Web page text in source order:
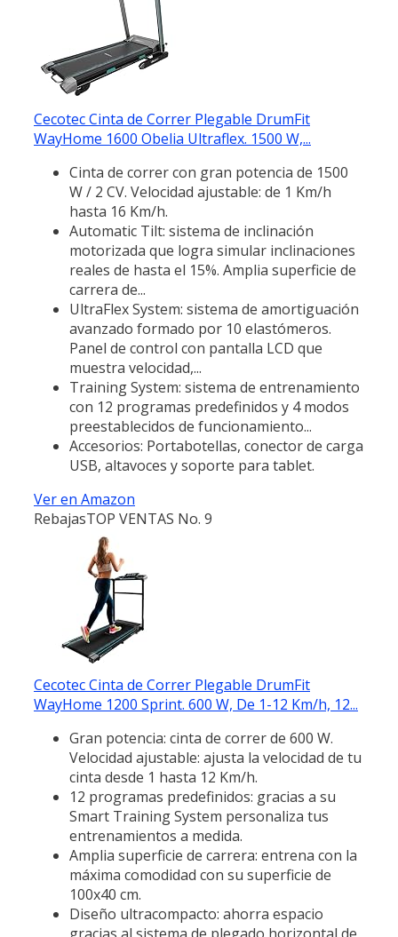
Cecotec Cinta de Correr Plegable DrumFit
WayHome 1600 Obelia Ultraflex. 1500 W,...
Cinta de correr con gran potencia de 1500
W / 2 CV. Velocidad ajustable: de 1 Km/h
hasta 16 Km/h.
Automatic Tilt: sistema de inclinación
motorizada que logra simular inclinaciones
reales de hasta el 15%. Amplia superficie de
carrera de...
UltraFlex System: sistema de amortiguación
avanzado formado por 10 elastómeros.
Panel de control con pantalla LCD que
muestra velocidad,...
Training System: sistema de entrenamiento
con 12 programas predefinidos y 4 modos
preestablecidos de funcionamiento...
Accesorios: Portabotellas, conector de carga
USB, altavoces y soporte para tablet.
Ver en Amazon
RebajasTOP VENTAS No. 9
Cecotec Cinta de Correr Plegable DrumFit
WayHome 1200 Sprint. 600 W, De 1-12 Km/h, 12...
Gran potencia: cinta de correr de 600 W.
Velocidad ajustable: ajusta la velocidad de tu
cinta desde 1 hasta 12 Km/h.
12 programas predefinidos: gracias a su
Smart Training System personaliza tus
entrenamientos a medida.
Amplia superficie de carrera: entrena con la
máxima comodidad con su superficie de
100x40 cm.
Diseño ultracompacto: ahorra espacio